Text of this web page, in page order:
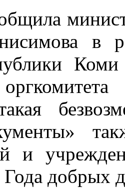
в
и
Года добрых